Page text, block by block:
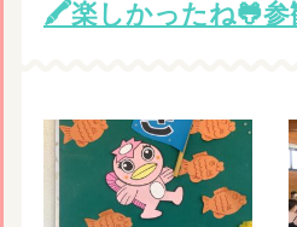
🖍楽しかったね🐸参